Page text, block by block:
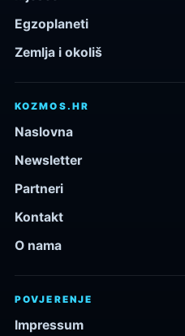
Egzoplaneti
Zemlja i okoliš
KOZMOS.HR
Naslovna
Newsletter
Partneri
Kontakt
O nama
POVJERENJE
Impressum